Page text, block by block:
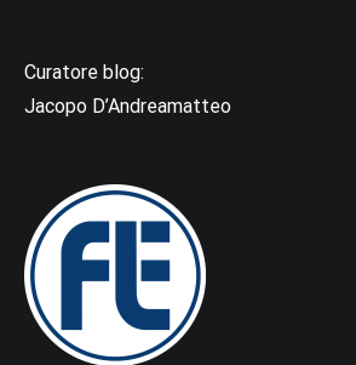
Curatore blog:
Jacopo D’Andreamatteo